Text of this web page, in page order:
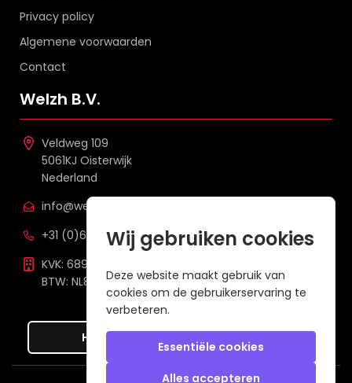
Privacy policy
Algemene voorwaarden
Contact
Welzh B.V.
Veldweg 109
5061KJ Oisterwijk
Nederland
info@welzh.nl
+31 (0)6 26 51 83 20
KVK: 68977387
BTW: NL857672988B01
Hier de overeenkomst ontbinden
Veilig betalen met
Wij gebruiken cookies
Deze website maakt gebruik van
cookies om de gebruikerservaring te
verbeteren.
Essentiële cookies
Alles accepteren